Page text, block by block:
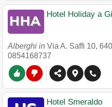
Hotel Holiday a
Alberghi in Via A. Saffi 10,
0854168737
Hotel Smeraldo